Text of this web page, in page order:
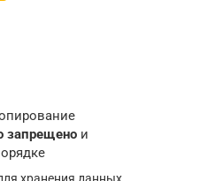
запрещено и